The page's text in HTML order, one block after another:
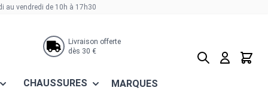
au vendredi de 10h à 17h30
Livraison offerte
dès 30 €
CHAUSSURES MARQUES
Rechercher
Panier